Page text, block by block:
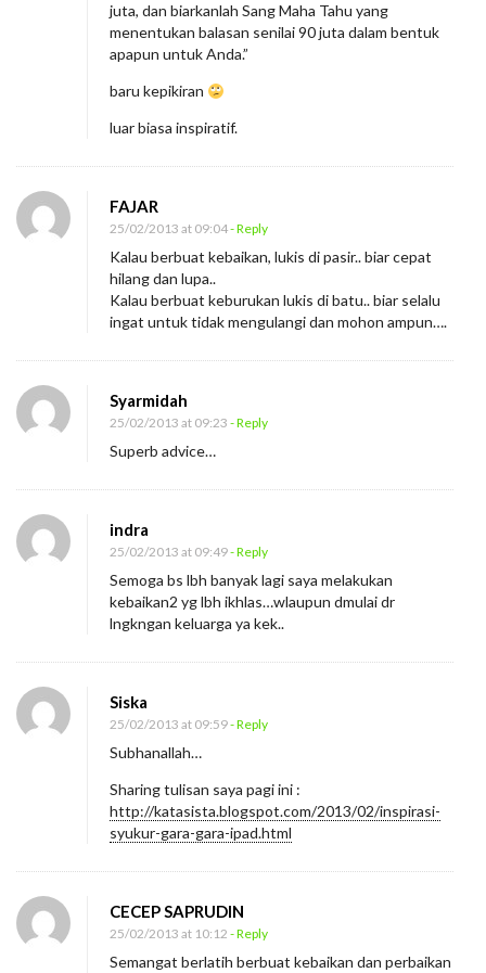
juta, dan biarkanlah Sang Maha Tahu yang
menentukan balasan senilai 90 juta dalam bentuk
apapun untuk Anda.”
baru kepikiran
luar biasa inspiratif.
FAJAR
25/02/2013 at 09:04- Reply
Kalau berbuat kebaikan, lukis di pasir.. biar cepat
hilang dan lupa..
Kalau berbuat keburukan lukis di batu.. biar selalu
ingat untuk tidak mengulangi dan mohon ampun….
Syarmidah
25/02/2013 at 09:23 - Reply
Superb advice…
indra
25/02/2013 at 09:49- Reply
Semoga bs lbh banyak lagi saya melakukan
kebaikan2 yg lbh ikhlas…wlaupun dmulai dr
lngkngan keluarga ya kek..
Siska
25/02/2013 at 09:59- Reply
Subhanallah…
Sharing tulisan saya pagi ini :
http://katasista.blogspot.com/2013/02/inspirasi-
syukur-gara-gara-ipad.html
CECEP SAPRUDIN
25/02/2013 at 10:12 - Reply
Semangat berlatih berbuat kebaikan dan perbaikan